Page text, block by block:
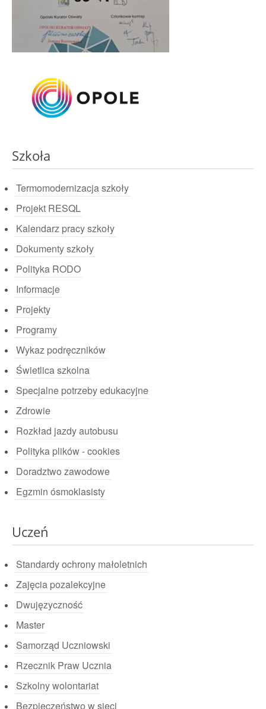
Szkoła
Termomodernizacja szkoły
Projekt RESQL
Kalendarz pracy szkoły
Dokumenty szkoły
Polityka RODO
Informacje
Projekty
Programy
Wykaz podręczników
Świetlica szkolna
Specjalne potrzeby edukacyjne
Zdrowie
Rozkład jazdy autobusu
Polityka plików - cookies
Doradztwo zawodowe
Egzmin ósmoklasisty
Uczeń
Standardy ochrony małoletnich
Zajęcia pozalekcyjne
Dwujęzyczność
Master
Samorząd Uczniowski
Rzecznik Praw Ucznia
Szkolny wolontariat
Bezpieczeństwo w sieci